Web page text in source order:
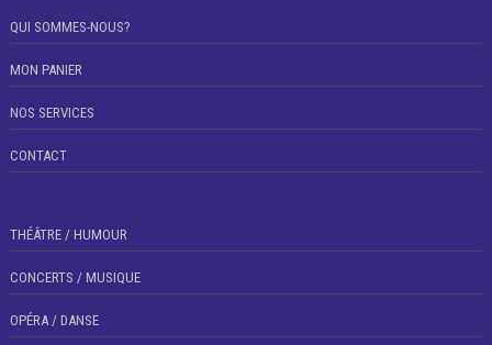
QUI SOMMES-NOUS?
MON PANIER
NOS SERVICES
CONTACT
THÉÂTRE / HUMOUR
CONCERTS / MUSIQUE
OPÉRA / DANSE